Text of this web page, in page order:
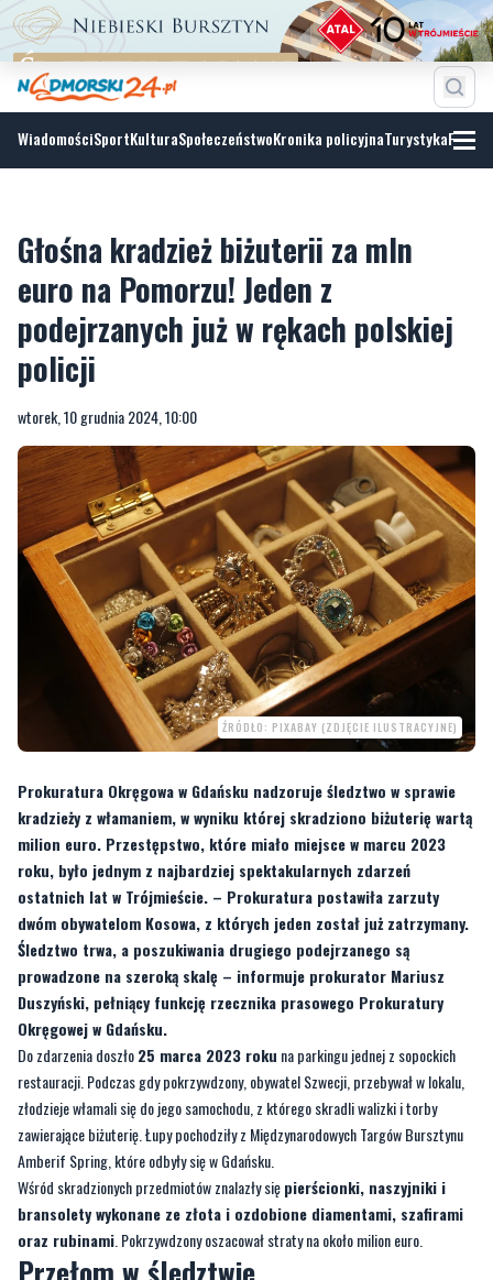
WiadomościSportKulturaSpołeczeństwoKronika policyjnaTurystyka
Głośna kradzież biżuterii za mln
euro na Pomorzu! Jeden z
podejrzanych już w rękach polskiej
policji
wtorek, 10 grudnia 2024, 10:00
ŹRÓDŁO: PIXABAY (ZDJĘCIE ILUSTRACYJNE)
Prokuratura Okręgowa w Gdańsku nadzoruje śledztwo w sprawie
kradzieży z włamaniem, w wyniku której skradziono biżuterię wartą
milion euro. Przestępstwo, które miało miejsce w marcu 2023
roku, było jednym z najbardziej spektakularnych zdarzeń
ostatnich lat w Trójmieście. – Prokuratura postawiła zarzuty
dwóm obywatelom Kosowa, z których jeden został już zatrzymany.
Śledztwo trwa, a poszukiwania drugiego podejrzanego są
prowadzone na szeroką skalę – informuje prokurator Mariusz
Duszyński, pełniący funkcję rzecznika prasowego Prokuratury
Okręgowej w Gdańsku.
Do zdarzenia doszło25 marca 2023 rokuna parkingu jednej z sopockich
restauracji. Podczas gdy pokrzywdzony, obywatel Szwecji, przebywał w lokalu,
złodzieje włamali się do jego samochodu, z którego skradli walizki i torby
zawierające biżuterię. Łupy pochodziły z Międzynarodowych Targów Bursztynu
Amberif Spring, które odbyły się w Gdańsku.
Wśród skradzionych przedmiotów znalazły się